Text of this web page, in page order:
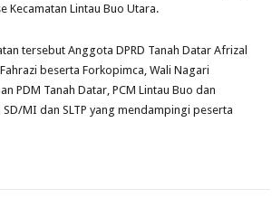
Kecamatan Lintau Buo Utara.
tersebut Anggota DPRD Tanah Datar Afrizal
beserta Forkopimca, Wali Nagari
PDM Tanah Datar, PCM Lintau Buo dan
SD/MI dan SLTP yang mendampingi peserta